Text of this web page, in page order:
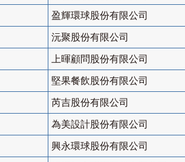
盈輝環球股份有限公司
沅聚股份有限公司
上暉顧問股份有限公司
堅果餐飲股份有限公司
芮吉股份有限公司
為美設計股份有限公司
興永環球股份有限公司